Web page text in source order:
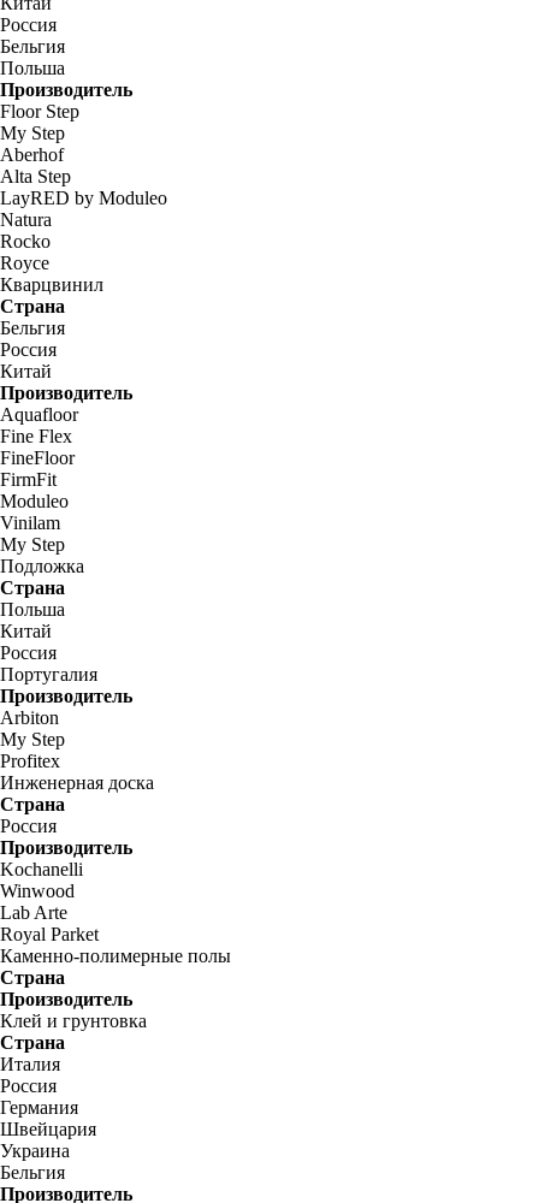
Россия
Бельгия
Польша
Производитель
Floor Step
My Step
Aberhof
Alta Step
LayRED by Moduleo
Natura
Rocko
Royce
Кварцвинил
Страна
Бельгия
Россия
Китай
Производитель
Aquafloor
Fine Flex
FineFloor
FirmFit
Moduleo
Vinilam
My Step
Подложка
Страна
Польша
Китай
Россия
Португалия
Производитель
Arbiton
My Step
Profitex
Инженерная доска
Страна
Россия
Производитель
Kochanelli
Winwood
Lab Arte
Royal Parket
Каменно-полимерные полы
Страна
Производитель
Клей и грунтовка
Страна
Италия
Россия
Германия
Швейцария
Украина
Бельгия
Производитель